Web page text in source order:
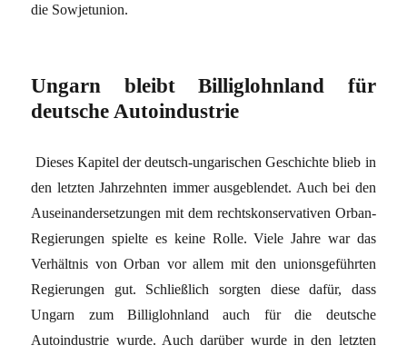
die Sowjetunion.
Ungarn bleibt Billiglohnland für
deutsche Autoindustrie
Dieses Kapitel der deutsch-ungarischen Geschichte blieb in
den letzten Jahrzehnten immer ausgeblendet. Auch bei den
Auseinandersetzungen mit dem rechtskonservativen Orban-
Regierungen spielte es keine Rolle. Viele Jahre war das
Verhältnis von Orban vor allem mit den unionsgeführten
Regierungen gut. Schließlich sorgten diese dafür, dass
Ungarn zum Billiglohnland auch für die deutsche
Autoindustrie wurde. Auch darüber wurde in den letzten